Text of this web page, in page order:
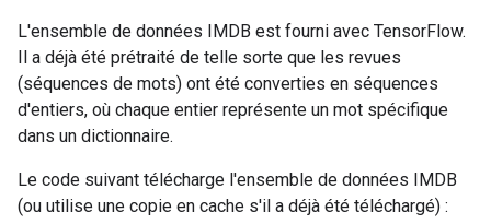
L'ensemble de données IMDB est fourni avec TensorFlow.
Il a déjà été prétraité de telle sorte que les revues
(séquences de mots) ont été converties en séquences
d'entiers, où chaque entier représente un mot spécifique
dans un dictionnaire.
Le code suivant télécharge l'ensemble de données IMDB
(ou utilise une copie en cache s'il a déjà été téléchargé) :